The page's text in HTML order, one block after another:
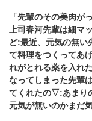
「先輩のその美肉
上司春河先輩は細
ど:最近、元気の無い
て料理をつくってあ
れがとれる薬を入れ
なってしまった先輩
てくれたの▽:あまり
元気が無いのかまだ